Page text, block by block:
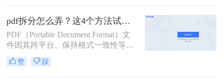
将一个大型PDF文件拆分成多个较小
的PDF文件，以便于传输、编辑或阅
读。那么pdf怎么拆分成多个pdf呢？
本文将介绍三种拆分PDF的方法，并
提供一些实用技巧。
pdf拆分怎么弄？这4个方法试试看吧！
PDF（Portable Document Format）文
件因其跨平台、保持格式一致性等特
点，在办公和学习中得到了广泛应
用。然而，有时我们需要将一个较大
赞 踩